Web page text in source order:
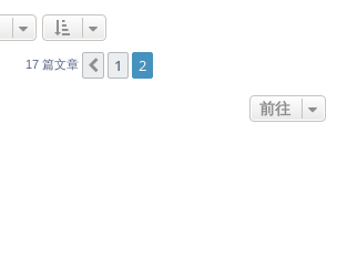
17 篇文章 上一頁
1 2
前往